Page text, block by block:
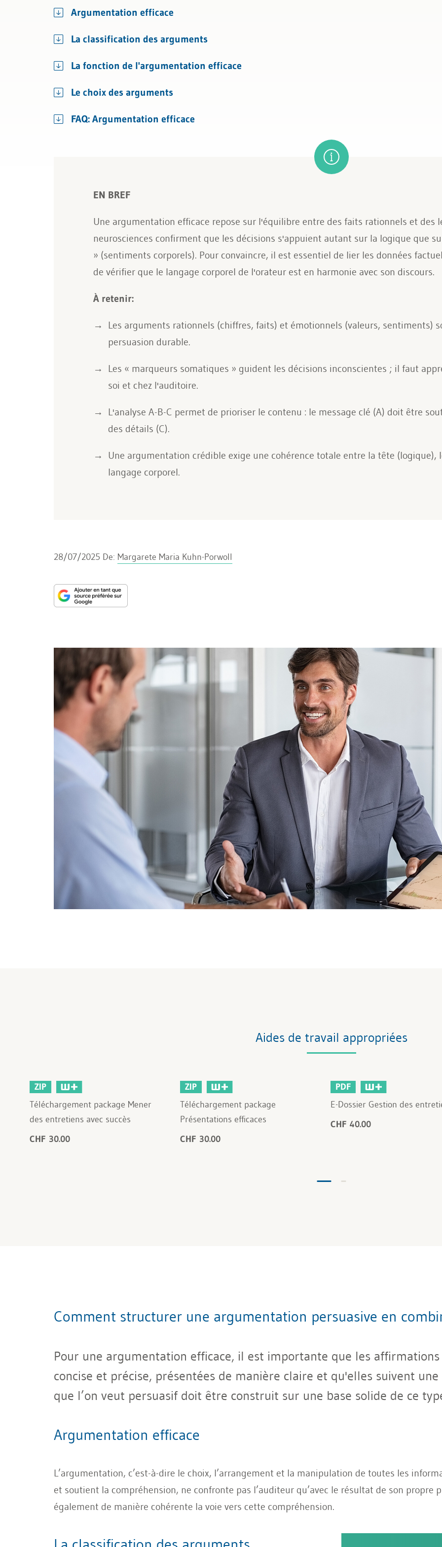
Argumentation efficace
La classification des arguments
La fonction de l'argumentation efficace
Le choix des arguments
FAQ: Argumentation efficace
EN BREF
Une argumentation efficace repose sur l'équilibre entre des faits rationnels et des
neurosciences confirment que les décisions s'appuient autant sur la logique que
» (sentiments corporels). Pour convaincre, il est essentiel de lier les données
de vérifier que le langage corporel de l'orateur est en harmonie avec son discours.
À retenir:
Les arguments rationnels (chiffres, faits) et émotionnels (valeurs, sentiments)
persuasion durable.
Les « marqueurs somatiques » guident les décisions inconscientes ; il faut
soi et chez l'auditoire.
L'analyse A-B-C permet de prioriser le contenu : le message clé (A) doit être
des détails (C).
Une argumentation crédible exige une cohérence totale entre la tête (logique),
langage corporel.
28/07/2025 De: Margarete Maria Kuhn-Porwoll
Aides de travail appropriées
ZIP
Téléchargement package Mener
des entretiens avec succès
CHF 30.00
ZIP
Téléchargement package
Présentations efficaces
CHF 30.00
PDF
E-Dossier Gestion des
CHF 40.00
Comment structurer une argumentation persuasive en
Pour une argumentation efficace, il est importante que les
concise et précise, présentées de manière claire et qu'elles suivent
que l’on veut persuasif doit être construit sur une base solide de ce
Argumentation efficace
L’argumentation, c’est-à-dire le choix, l’arrangement et la manipulation de toutes les
et soutient la compréhension, ne confronte pas l’auditeur qu’avec le résultat de son propre
également de manière cohérente la voie vers cette compréhension.